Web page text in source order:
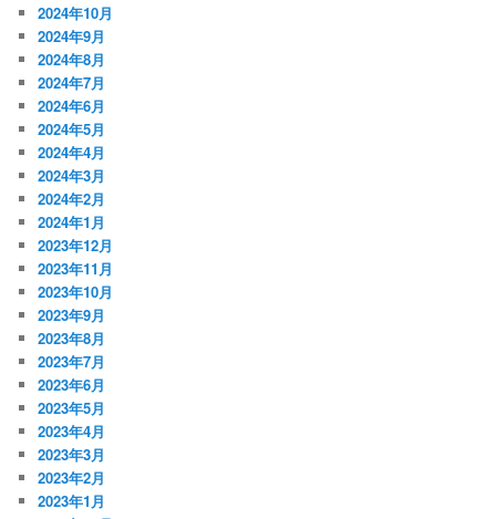
2024年10月
2024年9月
2024年8月
2024年7月
2024年6月
2024年5月
2024年4月
2024年3月
2024年2月
2024年1月
2023年12月
2023年11月
2023年10月
2023年9月
2023年8月
2023年7月
2023年6月
2023年5月
2023年4月
2023年3月
2023年2月
2023年1月